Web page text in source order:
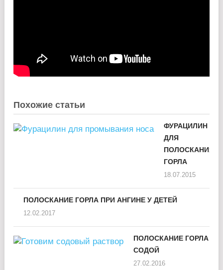
Похожие статьи
ФУРАЦИЛИН
ДЛЯ
ПОЛОСКАНИЯ
ГОРЛА
18.07.2015
ПОЛОСКАНИЕ ГОРЛА ПРИ АНГИНЕ У ДЕТЕЙ
12.02.2017
ПОЛОСКАНИЕ ГОРЛА
СОДОЙ
27.02.2016